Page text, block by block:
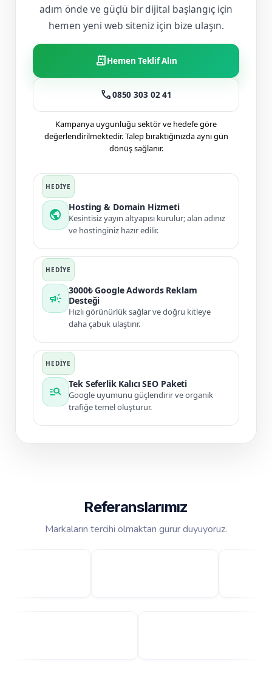
adım önde ve güçlü bir dijital başlangıç için
hemen yeni web siteniz için bize ulaşın.
receipt_longHemen Teklif Alın
call0850 303 02 41
Kampanya uygunluğu sektör ve hedefe göre
değerlendirilmektedir. Talep bıraktığınızda aynı gün
dönüş sağlanır.
public
Hosting & Domain Hizmeti
Kesintisiz yayın altyapısı kurulur; alan adınız
ve hostinginiz hazır edilir.
campaign
3000₺ Google Adwords Reklam
Desteği
Hızlı görünürlük sağlar ve doğru kitleye
daha çabuk ulaştırır.
manage_search
Tek Seferlik Kalıcı SEO Paketi
Google uyumunu güçlendirir ve organik
trafiğe temel oluşturur.
Referanslarımız
Markaların tercihi olmaktan gurur duyuyoruz.